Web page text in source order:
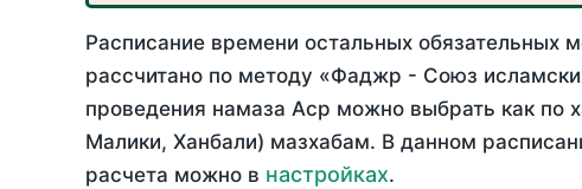
Расписание времени остальных
рассчитано по методу «Фаджр - Союз
проведения намаза Аср можно выбрать как по
Малики, Ханбали) мазхабам. В данном
расчета можно в настройках.